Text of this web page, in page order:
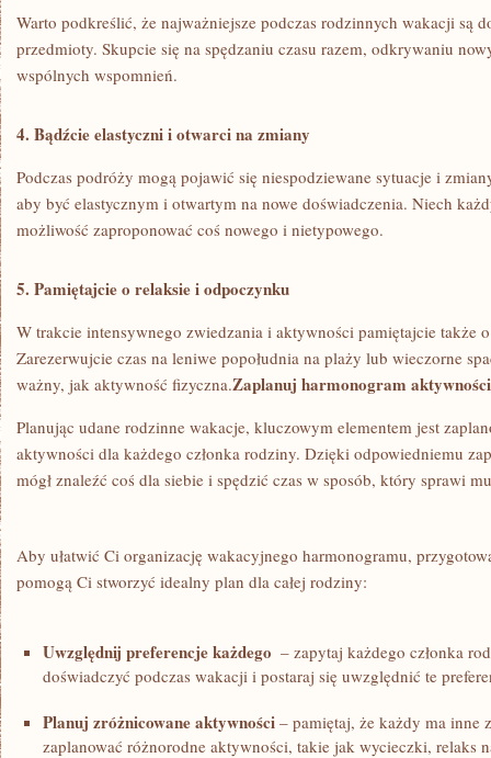
Warto ⁢podkreślić, że najważniejsze podczas rodzinnych ⁢wakacji są
przedmioty. Skupcie się ‍na spędzaniu⁤ czasu⁤ razem, odkrywaniu⁢
wspólnych ​wspomnień.
4. Bądźcie elastyczni i otwarci⁤ na zmiany
Podczas ​podróży⁤ mogą⁤ pojawić się niespodziewane sytuacje ‌i
aby być elastycznym i otwartym na nowe doświadczenia. Niech
możliwość ​zaproponować coś nowego ​i ‍nietypowego.
5. Pamiętajcie o relaksie i odpoczynku
W trakcie intensywnego zwiedzania i aktywności pamiętajcie ​także
Zarezerwujcie ⁤czas na leniwe⁢ popołudnia na ‍plaży lub wieczorne
ważny, ‌jak ⁢aktywność fizyczna.Zaplanuj harmonogram
Planując udane‍ rodzinne wakacje, kluczowym elementem jest
aktywności dla każdego członka rodziny. Dzięki odpowiedniemu
mógł znaleźć coś dla siebie i spędzić czas w sposób, który sprawi
Aby ułatwić Ci organizację ⁢wakacyjnego harmonogramu,
pomogą ⁢Ci stworzyć⁢ idealny plan dla całej rodziny:
Uwzględnij preferencje każdego
– zapytaj każdego członka
doświadczyć podczas wakacji i postaraj się‌ uwzględnić te
Planuj zróżnicowane aktywności – pamiętaj, że każdy ma inne
zaplanować‍ różnorodne aktywności, takie jak wycieczki,⁢ relaks